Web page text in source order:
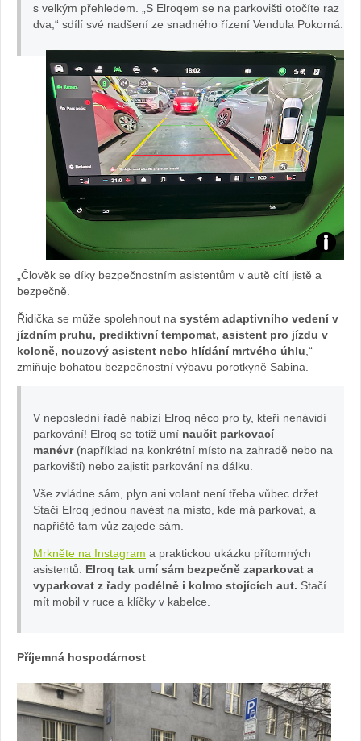
oq
u:
fot
o
Ve
nd
s velkým přehledem. „S Elroqem se na parkovišti otočíte raz
dva,“ sdílí své nadšení ze snadného řízení Vendula Pokorná.
pa
ov
na
v
„Člověk se díky bezpečnostním asistentům v autě cítí jistě a
bezpečně.
Řidička se může spolehnout na systém adaptivního vedení v
jízdním pruhu, prediktivní tempomat, asistent pro jízdu v
koloně, nouzový asistent nebo hlídání mrtvého úhlu,“
zmiňuje bohatou bezpečnostní výbavu porotkyně Sabina.
V neposlední řadě nabízí Elroq něco pro ty, kteří nenávidí
parkování! Elroq se totiž umí naučit parkovací
manévr (například na konkrétní místo na zahradě nebo na
parkovišti) nebo zajistit parkování na dálku.
Vše zvládne sám, plyn ani volant není třeba vůbec držet.
Stačí Elroq jednou navést na místo, kde má parkovat, a
napříště tam vůz zajede sám.
Mrkněte na Instagram a praktickou ukázku přítomných
asistentů. Elroq tak umí sám bezpečně zaparkovat a
vyparkovat z řady podélně i kolmo stojících aut. Stačí
mít mobil v ruce a klíčky v kabelce.
Příjemná hospodárnost